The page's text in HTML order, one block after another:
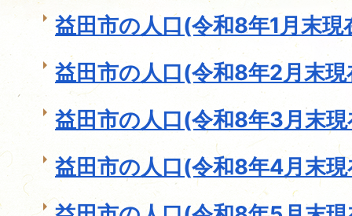
益田市の人口(令和8年1月末現
益田市の人口(令和8年2月末
益田市の人口(令和8年3月末
益田市の人口(令和8年4月末